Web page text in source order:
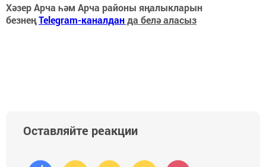
Хәзер Арча һәм Арча районы яңалыкларын
безнеңTelegram-каналданда белә аласыз
Оставляйте реакции